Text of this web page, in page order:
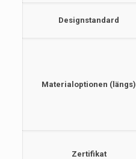
Designstandard
Materialoptionen (längs)
Zertifikat